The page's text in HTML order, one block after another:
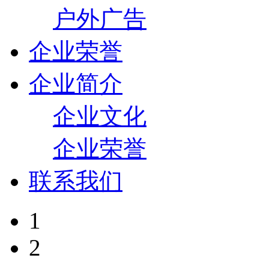
户外广告
企业荣誉
企业简介
企业文化
企业荣誉
联系我们
1
2